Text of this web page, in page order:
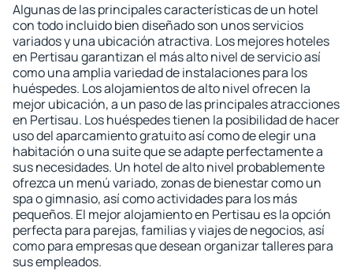
Algunas de las principales características de un hotel
con todo incluido bien diseñado son unos servicios
variados y una ubicación atractiva. Los mejores hoteles
en Pertisau garantizan el más alto nivel de servicio así
como una amplia variedad de instalaciones para los
huéspedes. Los alojamientos de alto nivel ofrecen la
mejor ubicación, a un paso de las principales atracciones
en Pertisau. Los huéspedes tienen la posibilidad de hacer
uso del aparcamiento gratuito así como de elegir una
habitación o una suite que se adapte perfectamente a
sus necesidades. Un hotel de alto nivel probablemente
ofrezca un menú variado, zonas de bienestar como un
spa o gimnasio, así como actividades para los más
pequeños. El mejor alojamiento en Pertisau es la opción
perfecta para parejas, familias y viajes de negocios, así
como para empresas que desean organizar talleres para
sus empleados.